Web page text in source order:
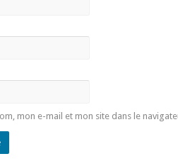
mon e-mail et mon site dans le